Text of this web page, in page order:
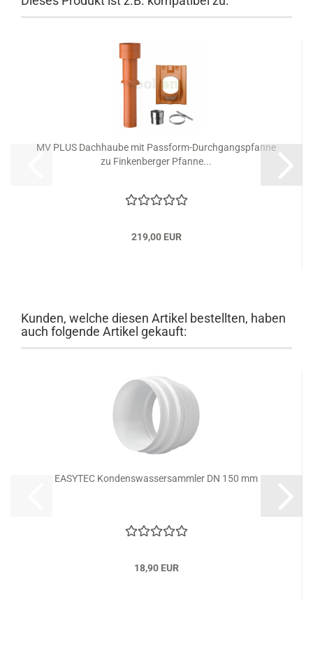
MV PLUS Dachhaube mit Passform-Durchgangspfanne
zu Finkenberger Pfanne...
219,00 EUR
Kunden, welche diesen Artikel bestellten, haben
auch folgende Artikel gekauft:
EASYTEC Kondenswassersammler DN 150 mm
18,90 EUR